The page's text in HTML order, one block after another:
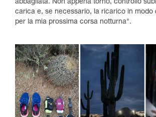
abbagliata. Non appena torno, controllo
carica e, se necessario, la ricarico in modo
per la mia prossima corsa notturna".